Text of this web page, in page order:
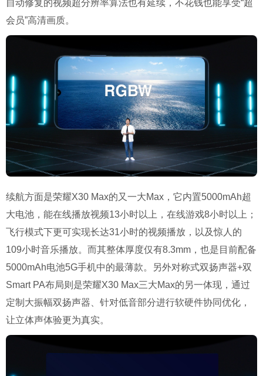
自动修复的视频超分辨率算法也有延续，不花钱也能享受“超
会员”高清画质。
续航方面是荣耀X30 Max的又一大Max，它内置5000mAh超
大电池，能在线播放视频13小时以上，在线游戏8小时以上；
飞行模式下更可实现长达31小时的视频播放，以及惊人的
109小时音乐播放。而其整体厚度仅有8.3mm，也是目前配备
5000mAh电池5G手机中的最薄款。另外对称式双扬声器+双
Smart PA布局则是荣耀X30 Max三大Max的另一体现，通过
定制大振幅双扬声器、针对低音部分进行软硬件协同优化，
让立体声体验更为真实。